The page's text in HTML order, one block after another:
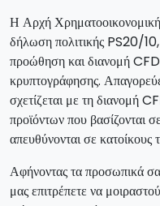
Η Αρχή
δήλωση πολιτικής PS20/
προώθηση και διανομή CFD
κρυπτογράφησης.
σχετίζεται με τη διανομή
προϊόντων που βασίζονται
απευθύνονται σε
Αφήνοντας τα προσωπικά
μας επιτρέπετε να